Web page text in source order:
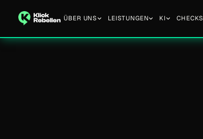
ÜBER UNS LEISTUNGEN KI CHECKS